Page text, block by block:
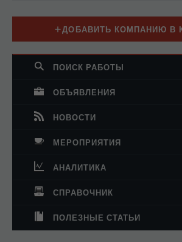
ДОБАВИТЬ КОМПАНИЮ В
ПОИСК РАБОТЫ
ОБЪЯВЛЕНИЯ
НОВОСТИ
МЕРОПРИЯТИЯ
АНАЛИТИКА
СПРАВОЧНИК
ПОЛЕЗНЫЕ СТАТЬИ